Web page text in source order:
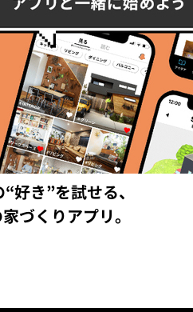
好き”を試せる、
づくりアプリ。